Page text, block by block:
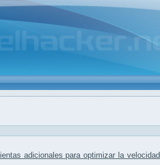
adicionales para optimizar la velocidad,